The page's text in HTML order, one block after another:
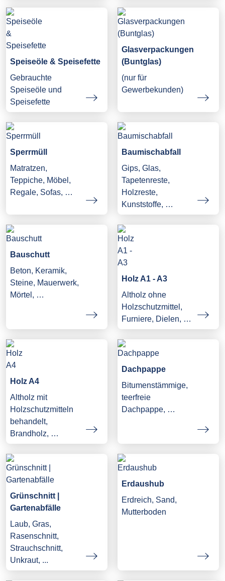
Speiseöle & Speisefette
Gebrauchte
Speiseöle und
Speisefette
Glasverpackungen
(Buntglas)
(nur für
Gewerbekunden)
Sperrmüll
Matratzen,
Teppiche, Möbel,
Regale, Sofas, …
Baumischabfall
Gips, Glas,
Tapetenreste,
Holzreste,
Kunststoffe, …
Bauschutt
Beton, Keramik,
Steine, Mauerwerk,
Mörtel, …
Holz A1 - A3
Altholz ohne
Holzschutzmittel,
Furniere, Dielen, …
Holz A4
Altholz mit
Holzschutzmitteln
behandelt,
Brandholz, …
Dachpappe
Bitumenstämmige,
teerfreie
Dachpappe, …
Grünschnitt |
Gartenabfälle
Laub, Gras,
Rasenschnitt,
Strauchschnitt,
Unkraut, ...
Erdaushub
Erdreich, Sand,
Mutterboden